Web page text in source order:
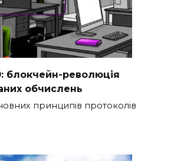
блокчейн-революція
обчислень
принципів протоколів